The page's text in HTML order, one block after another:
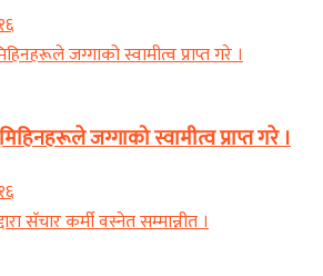
जग्गाको स्वामीत्व प्राप्त गरे ।